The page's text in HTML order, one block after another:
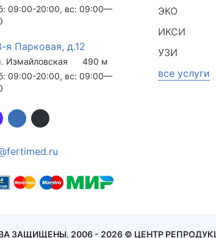
09:00-20:00, вс: 09:00—
я Парковая, д.12
Измайловская
490 м
09:00-20:00, вс: 09:00—
ЭКО
ИКСИ
УЗИ
все услуги
ЗАЩИЩЕНЫ, 2006 - 2026 © ЦЕНТР